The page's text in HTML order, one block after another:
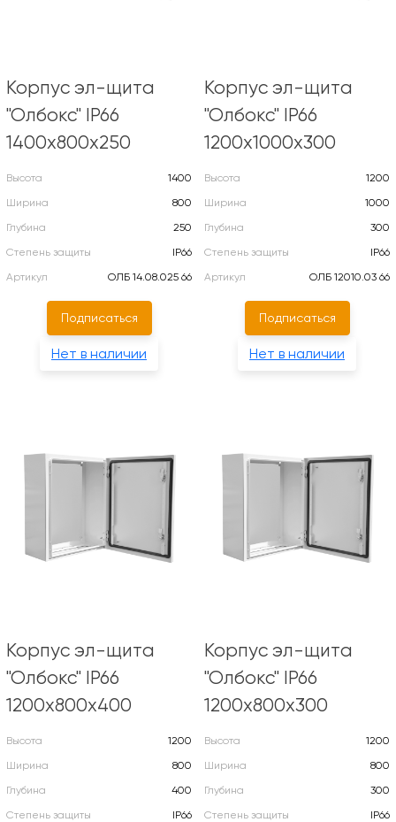
Корпус эл-щита
"Олбокс" IP66
1400х800х250
Высота
1400
Ширина
800
Глубина
250
Степень защиты
IP66
Артикул
ОЛБ 14.08.025 66
Подписаться
Нет в наличии
Корпус эл-щита
"Олбокс" IP66
1200х1000х300
Высота
1200
Ширина
1000
Глубина
300
Степень защиты
IP66
Артикул
ОЛБ 12010.03 66
Подписаться
Нет в наличии
Корпус эл-щита
"Олбокс" IP66
1200х800х400
Высота
1200
Ширина
800
Глубина
400
Степень защиты
IP66
Корпус эл-щита
"Олбокс" IP66
1200х800х300
Высота
1200
Ширина
800
Глубина
300
Степень защиты
IP66